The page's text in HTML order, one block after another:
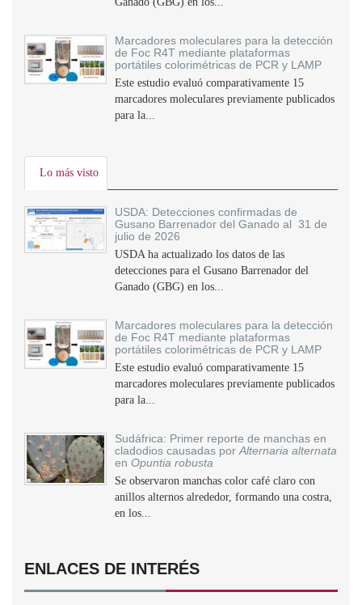
Marcadores moleculares para la detección
de Foc R4T mediante plataformas
portátiles colorimétricas de PCR y LAMP
Este estudio evaluó comparativamente 15
marcadores moleculares previamente publicados
para la...
Lo más visto
USDA: Detecciones confirmadas de
Gusano Barrenador del Ganado al 31 de
julio de 2026
USDA ha actualizado los datos de las
detecciones para el Gusano Barrenador del
Ganado (GBG) en los...
Marcadores moleculares para la detección
de Foc R4T mediante plataformas
portátiles colorimétricas de PCR y LAMP
Este estudio evaluó comparativamente 15
marcadores moleculares previamente publicados
para la...
Sudáfrica: Primer reporte de manchas en
cladodios causadas por Alternaria alternata
en Opuntia robusta
Se observaron manchas color café claro con
anillos alternos alrededor, formando una costra,
en los...
ENLACES DE INTERÉS